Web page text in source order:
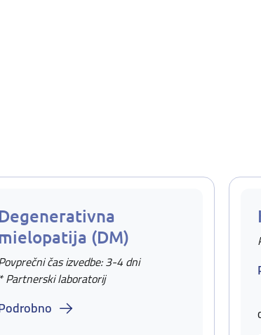
Degenerativna
(DM)
čas izvedbe: 3-4 dni
* Partnerski laboratorij